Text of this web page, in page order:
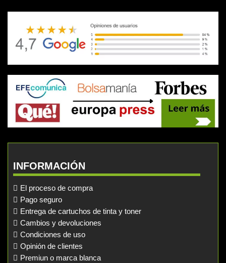
INFORMACIÓN
El proceso de compra
Pago seguro
Entrega de cartuchos de tinta y toner
Cambios y devoluciones
Condiciones de uso
Opinión de clientes
Premiun o marca blanca